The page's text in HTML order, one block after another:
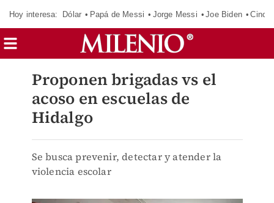
Hoy interesa: Dólar Papá de Messi Jorge Messi Joe Biden
Proponen brigadas vs el
acoso en escuelas de
Hidalgo
Se busca prevenir, detectar y atender la
violencia escolar